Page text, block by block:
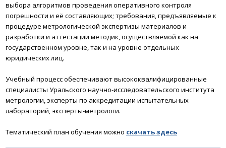
выбора алгоритмов проведения оперативного контроля
погрешности и её составляющих; требования, предъявляемые к
процедуре метрологической экспертизы материалов и
разработки и аттестации методик, осуществляемой как на
государственном уровне, так и на уровне отдельных
юридических лиц.
Учебный процесс обеспечивают высококвалифицированные
специалисты Уральского научно-исследовательского института
метрологии, эксперты по аккредитации испытательных
лабораторий, эксперты-метрологи.
Тематический план обучения можно скачатьздесь